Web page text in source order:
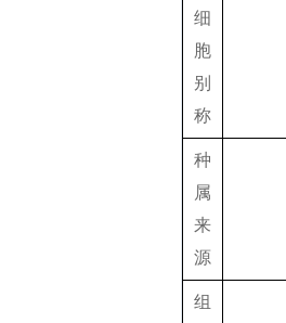
细
胞
别
称
种
属
来
源
组